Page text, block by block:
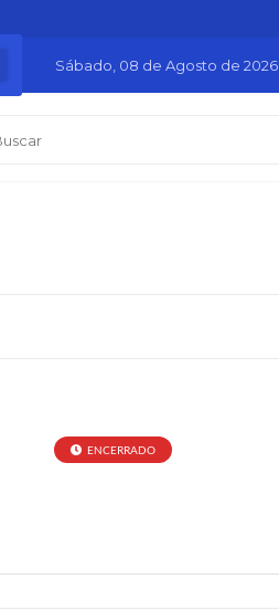
Sábado 08 de Agosto de 2026
ENCERRADO